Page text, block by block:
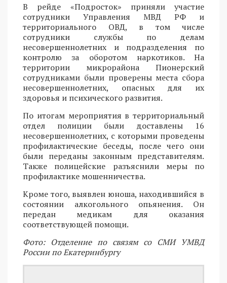
В рейде «Подросток» приняли участие
сотрудники Управления МВД РФ и
территориального ОВД, в том числе
сотрудники службы по делам
несовершеннолетних и подразделения по
контролю за оборотом наркотиков. На
территории микрорайона Пионерский
сотрудниками были проверены места сбора
несовершеннолетних, опасных для их
здоровья и психического развития.
По итогам мероприятия в территориальный
отдел полиции были доставлены 16
несовершеннолетних, с которыми проведены
профилактические беседы, после чего они
были переданы законным представителям.
Также полицейские разъяснили меры по
профилактике мошенничества.
Кроме того, выявлен юноша, находившийся в
состоянии алкогольного опьянения. Он
передан медикам для оказания
соответствующей помощи.
Фото: Отделение по связям со СМИ УМВД
России по Екатеринбургу